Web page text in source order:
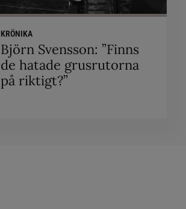
KRÖNIKA
Björn Svensson: ”Finns
de hatade grusrutorna
på riktigt?”